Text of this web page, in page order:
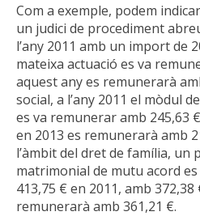
Com a exemple, podem
un judici de procediment
l’any 2011 amb un import de
mateixa actuació es va
aquest any es remunerarà
social, a l’any 2011 el mòdul
es va remunerar amb 245,63
en 2013 es remunerarà amb
l’àmbit del dret de família, un
matrimonial de mutu acord
413,75 € en 2011, amb
remunerarà amb 361,21 €.